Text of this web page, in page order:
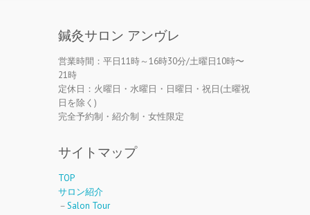
鍼灸サロン アンヴレ
営業時間：平日11時～16時30分/土曜日10時〜
21時
定休日：火曜日・水曜日・日曜日・祝日(土曜祝
日を除く)
完全予約制・紹介制・女性限定
サイトマップ
TOP
サロン紹介
－Salon Tour